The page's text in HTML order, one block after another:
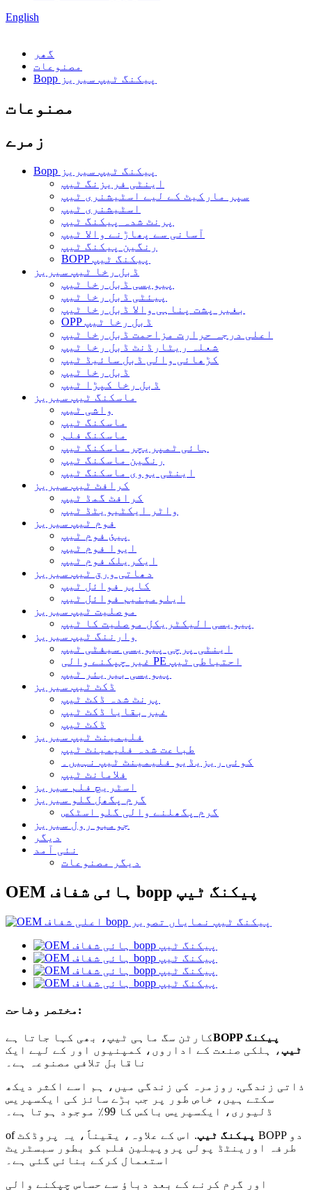
English
گھر
مصنوعات
Bopp پیکنگ ٹیپ سیریز
مصنوعات
زمرے
Bopp پیکنگ ٹیپ سیریز
اینٹی فریزنگ ٹیپ
سپر مارکیٹ کے لیے اسٹیشنری ٹیپ
اسٹیشنری ٹیپ
پرنٹ شدہ پیکنگ ٹیپ
آسانی سے پھاڑنے والا ٹیپ
رنگین پیکنگ ٹیپ
BOPP پیکنگ ٹیپ
ڈبل رخا ٹیپ سیریز
پیویسی ڈبل رخا ٹیپ
پیئٹی ڈبل رخا ٹیپ
بغیر پشت پناہی والا ڈبل ​​رخا ٹیپ
OPP ڈبل رخا ٹیپ
اعلی درجہ حرارت مزاحمت ڈبل رخا ٹیپ
شعلہ ریٹارڈنٹ ڈبل رخا ٹیپ
کڑھائی والی ڈبل سائیڈ ٹیپ
ڈبل رخا ٹیپ
ڈبل رخا کپڑا ٹیپ
ماسکنگ ٹیپ سیریز
واشی ٹیپ
ماسکنگ ٹیپ
ماسکنگ فلم
ہائی ٹمپریچر ماسکنگ ٹیپ
رنگین ماسکنگ ٹیپ
اینٹی یووی ماسکنگ ٹیپ
کرافٹ ٹیپ سیریز
کرافٹ گمڈ ٹیپ
واٹر ایکٹیویٹڈ ٹیپ
فوم ٹیپ سیریز
پیئ فوم ٹیپ
ایوا فوم ٹیپ
ایکریلک فوم ٹیپ
دھاتی ورق ٹیپ سیریز
کاپر فوائل ٹیپ
ایلومینیم فوائل ٹیپ
موصلیت ٹیپ سیریز
پیویسی الیکٹریکل موصلیت کا ٹیپ
وارننگ ٹیپ سیریز
اینٹی پرچی پیویسی سیفٹی ٹیپ
غیر چپکنے والی PE احتیاطی ٹیپ
پیویسی بیریئر ٹیپ
ڈکٹ ٹیپ سیریز
پرنٹ شدہ ڈکٹ ٹیپ
غیر بقایا ڈکٹ ٹیپ
ڈکٹ ٹیپ
فلیمینٹ ٹیپ سیریز
طباعت شدہ فلیمینٹ ٹیپ
کوئی ریزیڈیو فلیمینٹ ٹیپ نہیں۔
فلامانٹ ٹیپ
اسٹریچ فلم سیریز
گرم پگھل گلو سیریز
گرم پگھلنے والی گلو اسٹکس
جومبو رول سیریز
دیگر
نئی آمد
دیگر مصنوعات
OEM ہائی شفاف bopp پیکنگ ٹیپ
مختصر وضاحت:
کارٹن سگ ماہی ٹیپ، بھی کہا جاتا ہےBOPP پیکنگ
ٹیپ، ہلکی صنعت کے اداروں، کمپنیوں اور کے لیے ایک
ناقابل تلافی مصنوعہ ہے۔
ذاتی زندگی. روزمرہ کی زندگی میں، ہم اسے اکثر دیکھ
سکتے ہیں، خاص طور پر جب بڑے سائز کی ایکسپریس
ڈلیوری، ایکسپریس باکس کا 99٪ موجود ہوتا ہے۔
of
پیکنگ ٹیپ. اس کے علاوہ، یقیناً، یہ پروڈکٹ BOPP دو
طرفہ اورینٹڈ پولی پروپیلین فلم کو بطور سبسٹریٹ
استعمال کرکے بنائی گئی ہے۔
اور گرم کرنے کے بعد دباؤ سے حساس چپکنے والی